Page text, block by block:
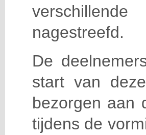
nagestreefd.
De
start van
bezorgen aan
tijdens de